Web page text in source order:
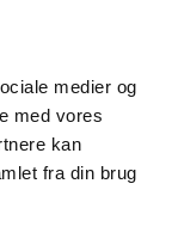
medier og
med vores
kan
fra din brug
Udgivelser
Medicinsk